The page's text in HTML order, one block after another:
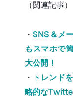
（関連記事）
・SNS＆メ
もスマホで
大公開！
・
トレンド
略的な